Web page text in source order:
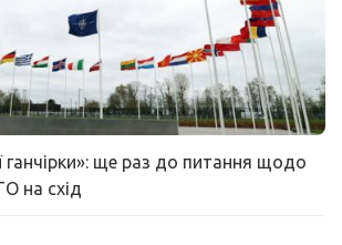
ганчірки»: ще раз до питання щодо
на схід